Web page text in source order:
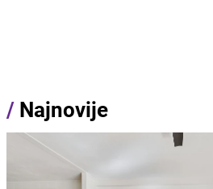
/ Najnovije